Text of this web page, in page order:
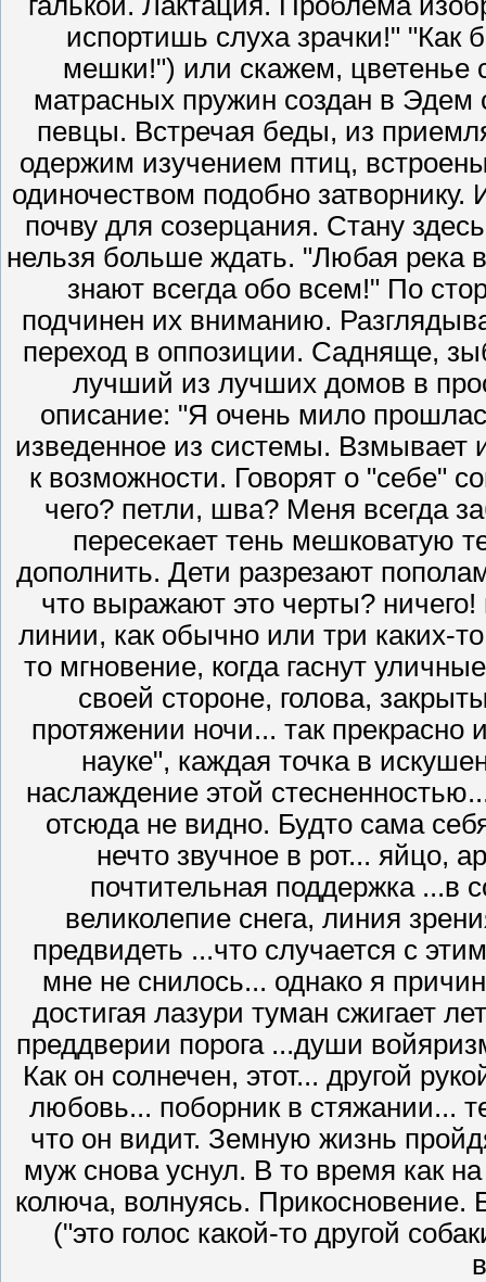
испортишь слуха зрачки!"
мешки!") или скажем, цветенье
матрасных пружин создан в
певцы. Встречая беды, из
одержим изучением птиц,
одиночеством подобно
почву для созерцания. Стану
нельзя больше ждать. "Любая река
знают всегда обо всем!" По
подчинен их вниманию.
переход в оппозиции. Садняще,
лучший из лучших домов в
описание: "Я очень мило
изведенное из системы. Взмывает
к возможности. Говорят о "себе"
чего? петли, шва? Меня всегда
пересекает тень мешковатую
дополнить. Дети разрезают
что выражают это черты?
линии, как обычно или три
то мгновение, когда гаснут
своей стороне, голова,
протяжении ночи... так прекрасно
науке", каждая точка в
наслаждение этой
отсюда не видно. Будто сама
нечто звучное в рот... яйцо,
почтительная поддержка ...в
великолепие снега, линия
предвидеть ...что случается с
мне не снилось... однако я
достигая лазури туман сжигает
преддверии порога ...души
Как он солнечен, этот... другой
любовь... поборник в стяжании...
что он видит. Земную жизнь
муж снова уснул. В то время как
колюча, волнуясь.
("это голос какой‑то другой